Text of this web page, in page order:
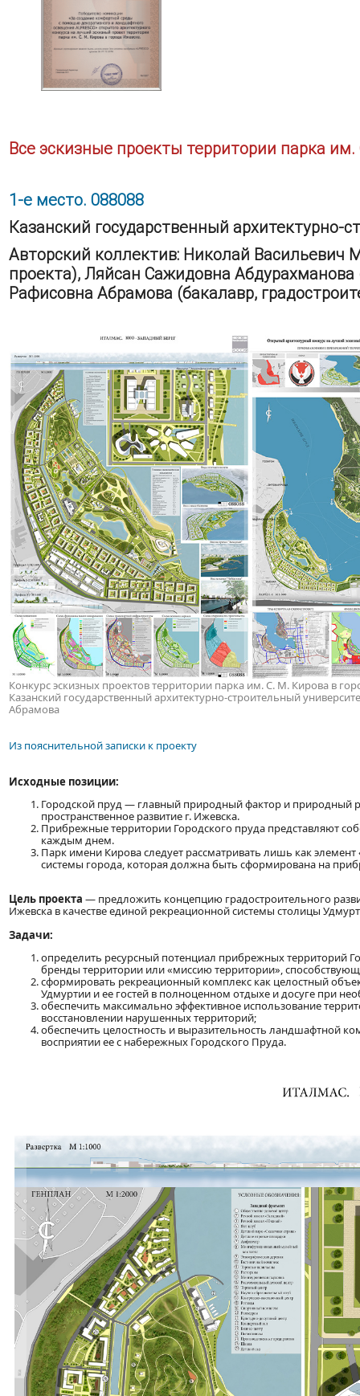
Все эскизные проекты территории парка
1-е место. 088088
Казанский государственный архитектурно-
Авторский коллектив: Николай Васильевич
проекта), Ляйсан Сажидовна
Рафисовна Абрамова (бакалавр,
Конкурс эскизных проектов территории парка им. С. М. Кирова в
Казанский государственный архитектурно-строительный
Абрамова
Из пояснительной записки к проекту
Исходные позиции:
Городской пруд — главный природный фактор и природный
пространственное развитие г. Ижевска.
Прибрежные территории Городского пруда представляют
каждым днем.
Парк имени Кирова следует рассматривать лишь как
системы города, которая должна быть сформирована на
Цель проекта — предложить концепцию градостроительного
Ижевска в качестве единой рекреационной системы столицы
Задачи:
определить ресурсный потенциал прибрежных территорий
бренды территории или «миссию территории»,
сформировать рекреационный комплекс как целостный
Удмуртии и ее гостей в полноценном отдыхе и досуге при
обеспечить максимально эффективное использование
восстановлении нарушенных территорий;
обеспечить целостность и выразительность ландшафтной
восприятии ее с набережных Городского Пруда.